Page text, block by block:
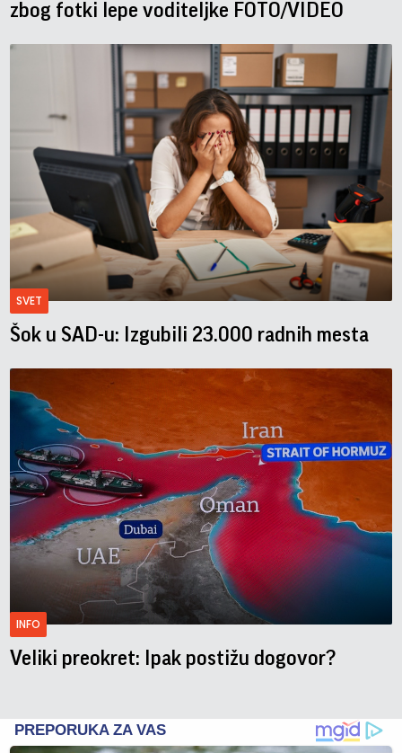
zbog fotki lepe voditeljke FOTO/VIDEO
SVET
Šok u SAD-u: Izgubili 23.000 radnih mesta
INFO
Veliki preokret: Ipak postižu dogovor?